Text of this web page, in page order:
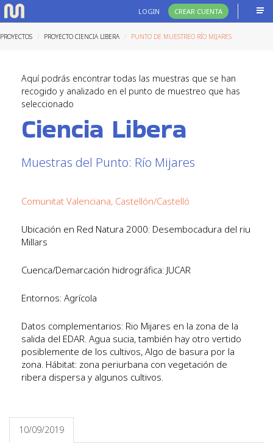
LOGIN CREAR CUENTA
PROYECTOS PROYECTO CIENCIA LIBERA PUNTO DE MUESTREO RÍO MIJARES
Aquí podrás encontrar todas las muestras que se han
recogido y analizado en el punto de muestreo que has
seleccionado
Ciencia Libera
Muestras del Punto: Río Mijares
Comunitat Valenciana, Castellón/Castelló
Ubicación en Red Natura 2000: Desembocadura del riu
Millars
Cuenca/Demarcación hidrográfica: JUCAR
Entornos: Agrícola
Datos complementarios: Rio Mijares en la zona de la
salida del EDAR. Agua sucia, también hay otro vertido
posiblemente de los cultivos, Algo de basura por la
zona. Hábitat: zona periurbana con vegetación de
ribera dispersa y algunos cultivos.
10/09/2019